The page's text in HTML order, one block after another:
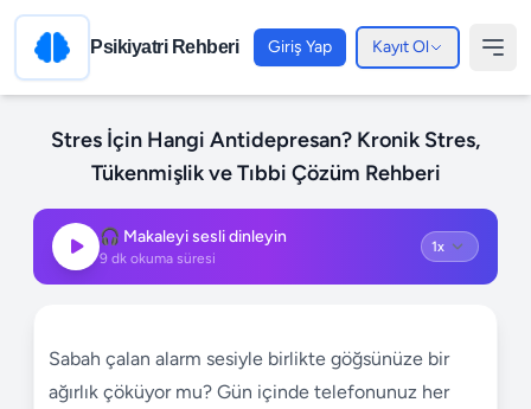
Psikiyatri Rehberi Giriş Yap Kayıt Ol
Stres İçin Hangi Antidepresan? Kronik Stres,
Tükenmişlik ve Tıbbi Çözüm Rehberi
🎧 Makaleyi sesli dinleyin
9 dk okuma süresi
Sabah çalan alarm sesiyle birlikte göğsünüze bir
ağırlık çöküyor mu? Gün içinde telefonunuz her